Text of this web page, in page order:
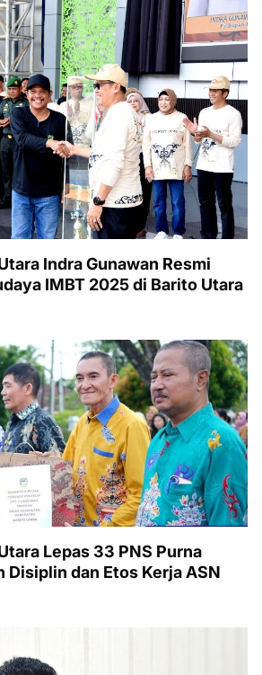
Indra Gunawan Resmi
IMBT 2025 di Barito Utara
Lepas 33 PNS Purna
Disiplin dan Etos Kerja ASN